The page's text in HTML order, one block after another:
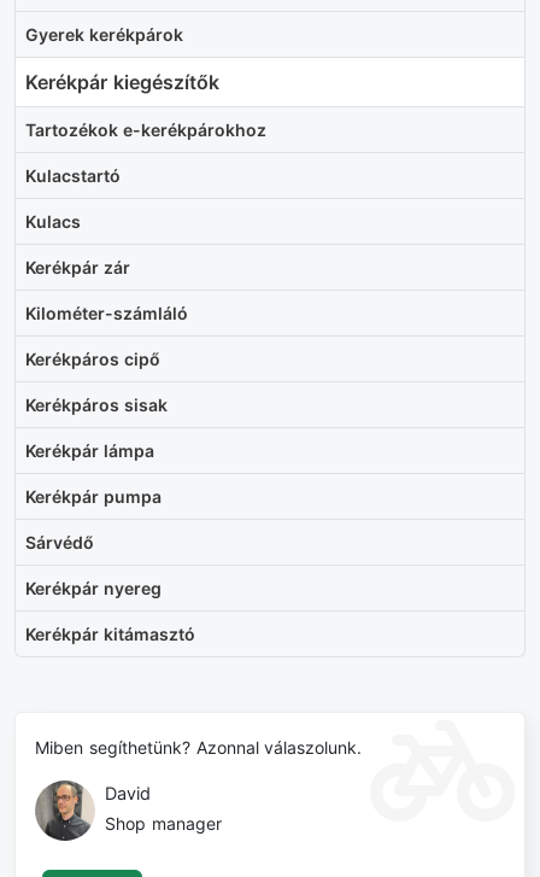
Gyerek kerékpárok
Kerékpár kiegészítők
Tartozékok e-kerékpárokhoz
Kulacstartó
Kulacs
Kerékpár zár
Kilométer-számláló
Kerékpáros cipő
Kerékpáros sisak
Kerékpár lámpa
Kerékpár pumpa
Sárvédő
Kerékpár nyereg
Kerékpár kitámasztó
Miben segíthetünk? Azonnal válaszolunk.
David
Shop manager